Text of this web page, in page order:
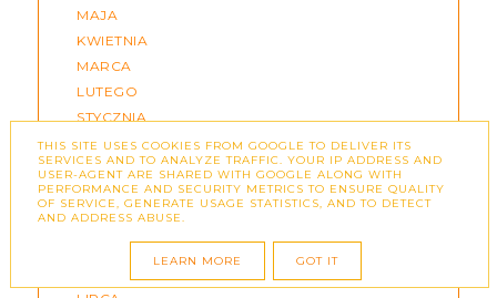
MAJA
KWIETNIA
MARCA
LUTEGO
STYCZNIA
2019
GRUDNIA
LISTOPADA
PAŹDZIERNIKA
WRZEŚNIA
THIS SITE USES COOKIES FROM GOOGLE TO DELIVER ITS
SERVICES AND TO ANALYZE TRAFFIC. YOUR IP ADDRESS AND
USER-AGENT ARE SHARED WITH GOOGLE ALONG WITH
PERFORMANCE AND SECURITY METRICS TO ENSURE QUALITY
OF SERVICE, GENERATE USAGE STATISTICS, AND TO DETECT
AND ADDRESS ABUSE.
LEARN MORE GOT IT